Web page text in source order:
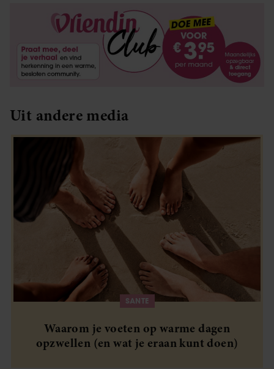
Uit andere media
SANTE
Waarom je voeten op warme dagen
opzwellen (en wat je eraan kunt doen)